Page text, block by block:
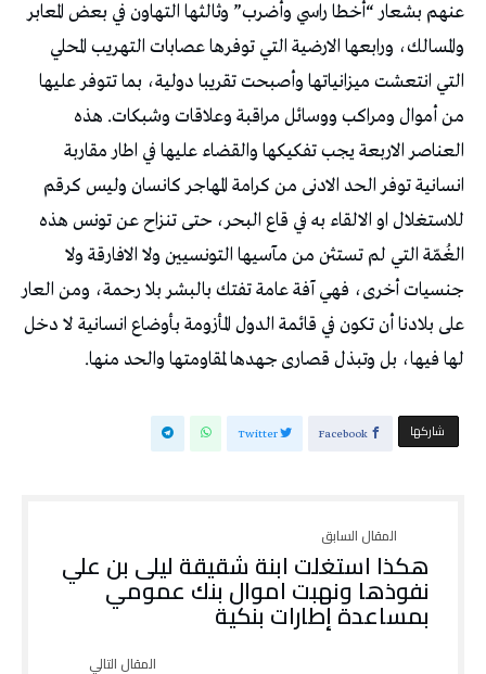
عنهم بشعار “أخطا راسي وأضرب” وثالثها التهاون في بعض المعابر
والمسالك، ورابعها الارضية التي توفرها عصابات التهريب المحلي
التي انتعشت ميزانياتها وأصبحت تقريبا دولية، بما تتوفر عليها
من أموال ومراكب ووسائل مراقبة وعلاقات وشبكات. هذه
العناصر الاربعة يجب تفكيكها والقضاء عليها في اطار مقاربة
انسانية توفر الحد الادنى من كرامة المهاجر كانسان وليس كرقم
للاستغلال او الالقاء به في قاع البحر، حتى تنزاح عن تونس هذه
الغُمّة التي لم تستثن من مآسيها التونسيين ولا الافارقة ولا
جنسيات أخرى، فهي آفة عامة تفتك بالبشر بلا رحمة، ومن العار
على بلادنا أن تكون في قائمة الدول المأزومة بأوضاع انسانية لا دخل
لها فيها، بل وتبذل قصارى جهدها لمقاومتها والحد منها.
‫‫ شاركها‬ Facebook
Twitter
هكذا استغلت ابنة شقيقة ليلى بن علي
نفوذها ونهبت اموال بنك عمومي
بمساعدة إطارات بنكية